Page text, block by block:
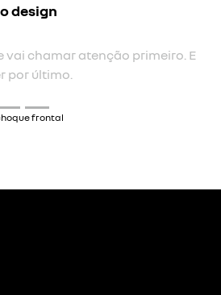
design
vai chamar atenção primeiro. E
por último.
frontal